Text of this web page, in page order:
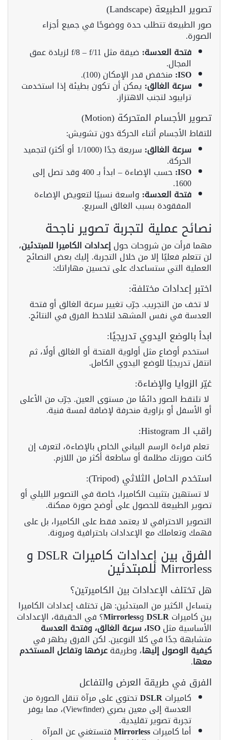
تصوير الطبيعة (Landscape)
صور الطبيعة تتطلب حدة ووضوحًا في جميع أجزاء
الصورة.
فتحة العدسة:
ضيقة مثل f/8 – f/11 لزيادة عمق
المجال.
ISO: منخفض قدر الإمكان (100).
سرعة الغالق: يمكن أن تكون بطيئة إذا استخدمت
ترايبود لتجنب الاهتزاز.
تصوير الأجسام المتحركة (Motion)
للتقاط الأجسام أثناء الحركة دون تشويش:
سرعة الغالق:
سريعة جدًا (1/1000 أو أكثر) لتجميد
الحركة.
ISO: حسب الإضاءة – ابدأ بـ 400 وقد تصل إلى
1600.
فتحة العدسة: واسعة نسبيًا لتعويض الإضاءة
المفقودة بسبب الغالق السريع.
نصائح عملية لتجربة تصوير ناجحة
مهما قرأت من شروحات حولإعدادات الكاميرا للمبتدئين،
لن تتعلم فعليًا إلا من خلال التجربة. إليك بعض النصائح
العملية التي ستساعدك على تحسين مهاراتك:
اختبر إعدادات مختلفة:
لا تخف من التجريب. جرّب تغيير سرعة الغالق أو فتحة
العدسة في نفس المشهد لتلاحظ الفرق في النتائج.
ابدأ بالوضع اليدوي تدريجيًا:
استخدم أوضاع مثل أولوية الفتحة أو الغالق أولًا، ثم
انتقل تدريجيًا للوضع اليدوي الكامل.
غيّر الزوايا والإضاءة:
لا تلتقط الصور دائمًا من مستوى العين. جرّب من الأعلى
أو الأسفل أو بزاوية منحرفة لإضافة لمسة فنية.
راقب الـ Histogram:
تعلم قراءة الرسم البياني الخاص بالإضاءة، لتعرف إن
كانت صورتك مظلمة أو ساطعة أكثر من اللازم.
استخدم الحامل الثلاثي (Tripod):
لا تستهين بتثبيت الكاميرا، خاصة في التصوير الليلي أو
تصوير الطبيعة للحصول على أوضح صورة ممكنة.
التصوير الاحترافي لا يعتمد فقط على الكاميرا، بل على
فهمك وتعاملك مع الإعدادات باحترافية ومرونة.
الفرق بين إعدادات كاميرات DSLR و
Mirrorless للمبتدئين
هل تختلف الإعدادات بين الكاميرتين؟
يتساءل الكثير من المبتدئين: هل تختلف إعدادات الكاميرا
بين كاميراتDSLRوMirrorless؟ في الحقيقة، الإعدادات
الأساسية مثلISO، سرعة الغالق، وفتحة العدسة
متشابهة جدًا في كلا النوعين. لكن الفرق يظهر في
كيفية الوصول إليها، وطريقةعرضها وتفاعل المستخدم
معها.
الفرق في طريقة العرض والتفاعل
كاميراتDSLRتحتوي على مرآة تنقل الصورة من
العدسة إلى معين بصري (Viewfinder)، مما يوفر
تجربة تصوير تقليدية.
أما كاميراتMirrorlessفتستغني عن المرآة